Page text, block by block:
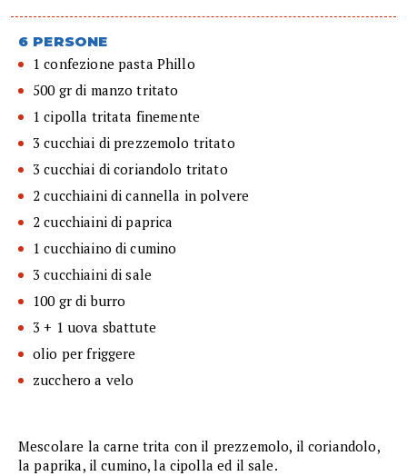
6 PERSONE
1 confezione pasta Phillo
500 gr di manzo tritato
1 cipolla tritata finemente
3 cucchiai di prezzemolo tritato
3 cucchiai di coriandolo tritato
2 cucchiaini di cannella in polvere
2 cucchiaini di paprica
1 cucchiaino di cumino
3 cucchiaini di sale
100 gr di burro
3 + 1 uova sbattute
olio per friggere
zucchero a velo
Mescolare la carne trita con il prezzemolo, il coriandolo,
la paprika, il cumino, la cipolla ed il sale.